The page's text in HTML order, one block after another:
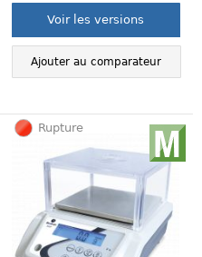
Voir les versions
Ajouter au comparateur
Rupture